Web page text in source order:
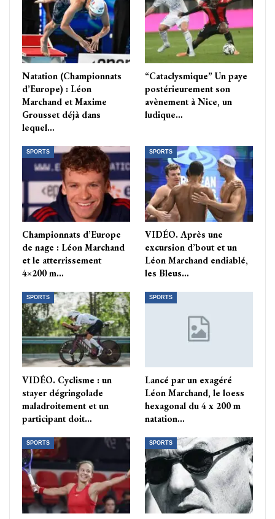
Natation (Championnats
d’Europe) : Léon
Marchand et Maxime
Grousset déjà dans
lequel…
“Cataclysmique” Un paye
postérieurement son
avènement à Nice, un
ludique…
SPORTS
Championnats d’Europe
de nage : Léon Marchand
et le atterrissement
4×200 m…
SPORTS
VIDÉO. Après une
excursion d’bout et un
Léon Marchand endiablé,
les Bleus…
SPORTS
VIDÉO. Cyclisme : un
stayer dégringolade
maladroitement et un
participant doit…
SPORTS
Lancé par un exagéré
Léon Marchand, le loess
hexagonal du 4 x 200 m
natation…
SPORTS SPORTS